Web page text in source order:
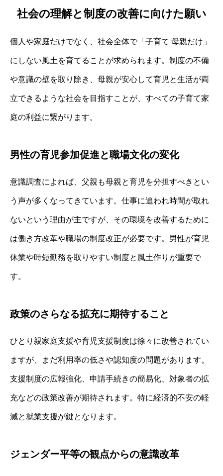
社会の理解と制度の改善に向けた願い
個人や家庭だけでなく、社会全体で「子育て 母親だけ」
にしない風土を育てることが求められます。制度の不備
や意識の壁を取り除き、母親が安心して育児と生活が両
立できるような社会を目指すことが、すべての子育て家
庭の利益に繋がります。
男性の育児参加促進と職場文化の変化
意識調査によれば、父親も母親と育児を分担すべきとい
う声が多くなってきています。仕事に追われ時間が取れ
ないという理由が主ですが、その環境を改善するために
は働き方改革や職場の制度改正が必要です。男性が育児
休業や時短勤務を取りやすい制度と風土作りが重要で
す。
政策のさらなる拡充に期待すること
ひとり親家庭支援や育児支援制度は徐々に改善されてい
ますが、まだ利用率の低さや認知度の問題があります。
支援制度の広報強化、申請手続きの簡易化、対象者の拡
充などの政策改善が期待されます。特に経済的不安の軽
減と就業支援が鍵となります。
ジェンダー平等の観点からの意識改革